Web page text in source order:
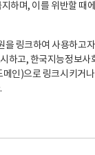
하며, 이를 위반할 때
을 링크하여 사용하고
하고, 한국지능정보사
인)으로 링크시키거